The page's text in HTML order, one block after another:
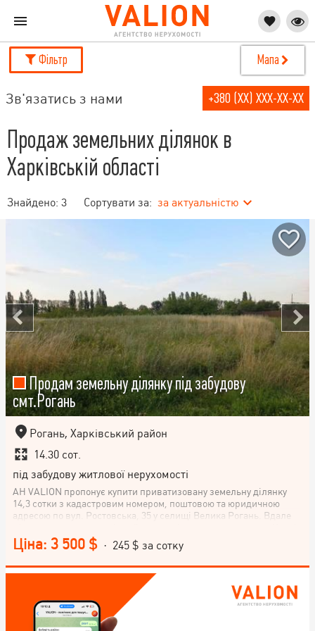
Фільтр Мапа
Зв'язатись з нами +380 (XX) XXX-XX-XX
Продаж земельних ділянок в
Харківській області
Знайдено: 3 Сортувати за: за актуальністю
Продам земельну ділянку під забудову
смт.Рогань
Рогань, Харківський район
14.30 сот.
під забудову житлової нерухомості
АН VALION пропонує купити приватизовану земельну ділянку
14,3 сотки з кадастровим номером, поштовою та юридичною
адресою по вул. Ростовська, 35 у селищі Велика Рогань. Вдале
і нове котеджне селище, хороша транспортна розв'язка,
близькість міста (до метро Індустріальна 10 хвилин), в пішій
доступності ліцей, поліклініка, школа, дитсадок, ринок,
магазини - все це робить нашу ділянку привабливою для
покупки. Не пропустіть шанс побудувати будинок своєї мрії!
Телефонуйте! Записуйтесь на перегляд.
Ціна: 3 500 $ · 245 $ за сотку